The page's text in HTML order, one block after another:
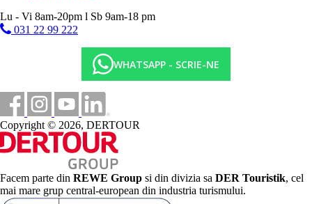
Lu - Vi 8am-20pm l Sb 9am-18 pm
031 22 99 222
WHATSAPP - SCRIE-NE
Copyright © 2026, DERTOUR
Facem parte din REWE Group si din divizia sa DER Touristik, cel
mai mare grup central-european din industria turismului.